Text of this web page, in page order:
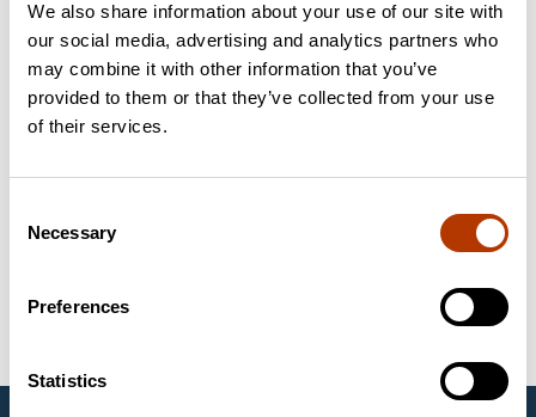
We also share information about your use of our site with
our social media, advertising and analytics partners who
may combine it with other information that you’ve
provided to them or that they’ve collected from your use
of their services.
Selection
Necessary
Preferences
Statistics
Võtke ühendust meie
spetsialistiga
Küsige lisa infot Labema spetsialistilt. Toote spetsialist on
Markus Pappa.
Saada küsimus
Võtmesõnad